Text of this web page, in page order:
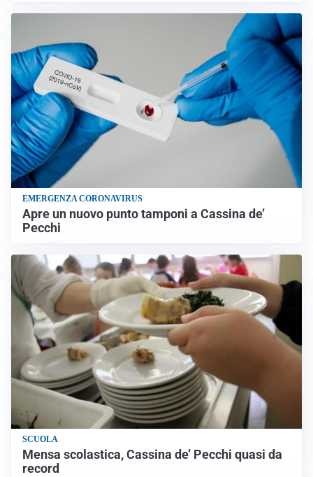
EMERGENZA CORONAVIRUS
Apre un nuovo punto tamponi a Cassina de’
Pecchi
SCUOLA
Mensa scolastica, Cassina de’ Pecchi quasi da
record